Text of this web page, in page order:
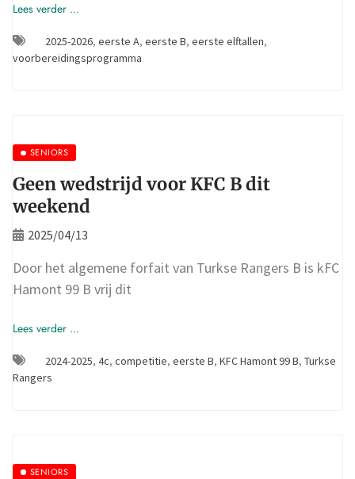
Lees verder ...
2025-2026, eerste A, eerste B, eerste elftallen,
voorbereidingsprogramma
SENIORS
Geen wedstrijd voor KFC B dit
weekend
2025/04/13
Door het algemene forfait van Turkse Rangers B is kFC
Hamont 99 B vrij dit
Lees verder ...
2024-2025, 4c, competitie, eerste B, KFC Hamont 99 B, Turkse
Rangers
SENIORS